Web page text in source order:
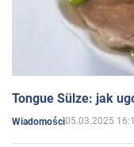
Tongue Sülze: jak
Wiadomości05.03.2025